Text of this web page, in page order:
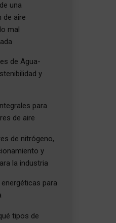
una
de aire
mal
de Agua-
y
para
de aire
de nitrógeno,
y
la industria
para
tipos de